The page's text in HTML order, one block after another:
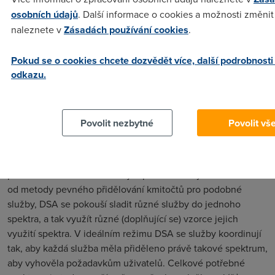
Využívání spektra
od metody pevného přidělování kmitočtů pro podobné
služby, DSA se pokouší sladit různé služby do jednoho
spektra, a tak využít různé (doplňující se) vzorce jejich
využití spektra. V ideálním režimu DSA se služby koordinují
tak, aby každá služba měla přiděleno právě takové spektrum,
aby vyhověla požadavkům uživatelů. Celkové potřebné
osobních údajů. Další informace o cookies a možnosti
naleznete vZásadách používání cookies.
Pokud se o cookies chcete dozvědět více, další
odkazu.
Povolit nezbytné Povolit